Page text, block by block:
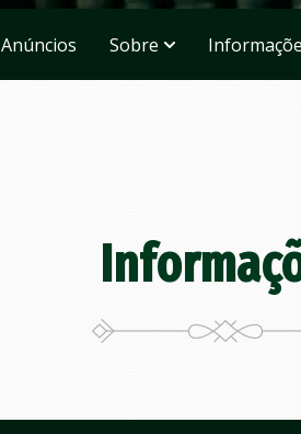
Anúncios Sobre